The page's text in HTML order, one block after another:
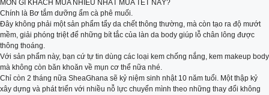
MÓN GÌ KHÁCH MUA NHIỀU NHẤT MUA TẾT NÀY?
Chính là Bơ tắm dưỡng ẩm cà phê muối.
Đây không phải một sản phẩm tẩy da chết thông thường, mà còn tạo ra độ mướt
mềm, giải phóng triệt để những bít tắc của làn da body giúp lỗ chân lông được
thông thoáng.
Với sản phẩm này, bạn cứ tự tin dùng các loại kem chống nắng, kem makeup body
mà không còn băn khoăn về mụn cơ thể nữa nhé.
Chỉ còn 2 tháng nữa SheaGhana sẽ kỷ niệm sinh nhật 10 năm tuổi. Một thập kỷ
xây dựng và phát triển với nhiều nỗ lực chuyển mình theo những thay đổi không